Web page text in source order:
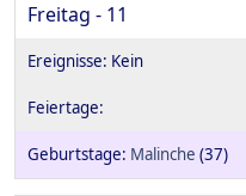
Freitag - 11
Malinche (37)